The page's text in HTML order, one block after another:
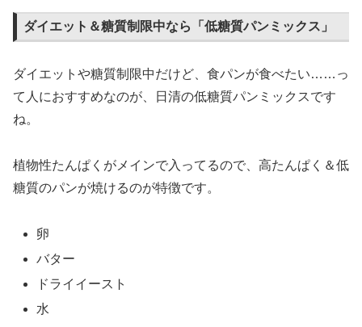
ダイエット＆糖質制限中なら「低糖質パンミックス」
ダイエットや糖質制限中だけど、食パンが食べたい……っ
て人におすすめなのが、日清の低糖質パンミックスです
ね。
植物性たんぱくがメインで入ってるので、高たんぱく＆低
糖質のパンが焼けるのが特徴です。
卵
バター
ドライイースト
水